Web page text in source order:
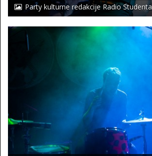
Party kulturne redakcije Radio Studenta